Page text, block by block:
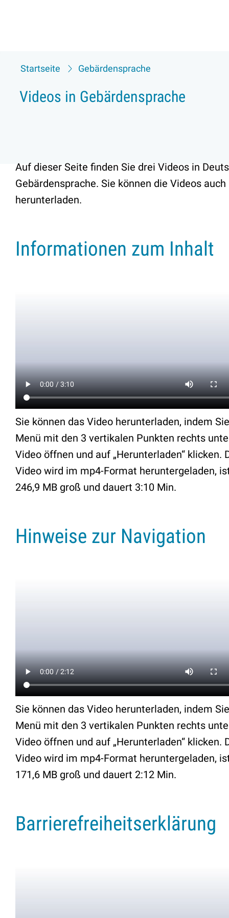
Startseite Gebärdensprache
Videos in Gebärdensprache
Auf dieser Seite finden Sie drei Videos in
Gebärdensprache. Sie können die Videos auch
herunterladen.
Informationen zum Inhalt
Sie können das Video herunterladen, indem
Menü mit den 3 vertikalen Punkten rechts
Video öffnen und auf „Herunterladen“ klicken.
Video wird im mp4-Format heruntergeladen,
246,9 MB groß und dauert 3:10 Min.
Hinweise zur Navigation
Sie können das Video herunterladen, indem
Menü mit den 3 vertikalen Punkten rechts
Video öffnen und auf „Herunterladen“ klicken.
Video wird im mp4-Format heruntergeladen,
171,6 MB groß und dauert 2:12 Min.
Barrierefreiheitserklärung